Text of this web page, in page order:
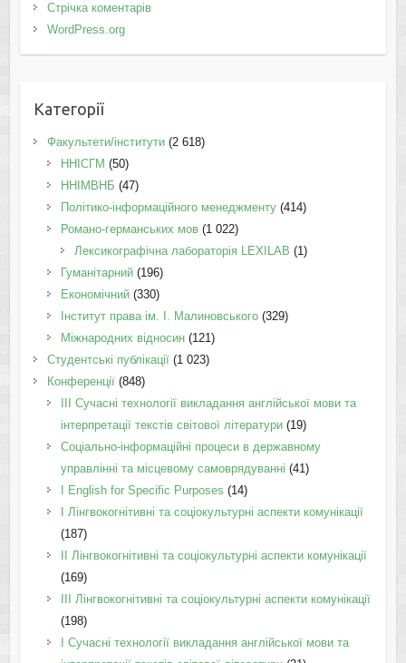
Стрічка коментарів
WordPress.org
Категорії
Факультети/інститути(2 618)
ННІСГМ (50)
ННІМВНБ (47)
Політико-інформаційного менеджменту(414)
Романо-германських мов(1 022)
Лексикографічна лабораторія LEXILAB (1)
Гуманітарний(196)
Економічний(330)
Інститут права ім. І. Малиновського(329)
Міжнародних відносин(121)
Студентські публікації(1 023)
Конференції(848)
III Сучасні технології викладання англійської мови та
інтерпретації текстів світової літератури(19)
Соціально-інформаційні процеси в державному
управлінні та місцевому самоврядуванні (41)
І English for Specific Purposes (14)
I Лінгвокогнітивні та соціокультурні аспекти комунікації
(187)
IІ Лінгвокогнітивні та соціокультурні аспекти комунікації
(169)
IІI Лінгвокогнітивні та соціокультурні аспекти комунікації
(198)
I Cучасні технології викладання англійської мови та